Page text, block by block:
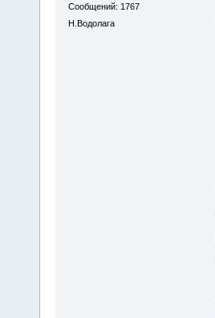
Сообщений: 1767
Н.Водолага